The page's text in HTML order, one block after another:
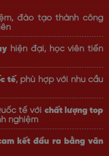
đào tạo thành công
hiện đại, học viên tiến
tế, phù hợp với nhu cầu
tế với chất lượng top
nghiệm
kết đầu ra bằng văn